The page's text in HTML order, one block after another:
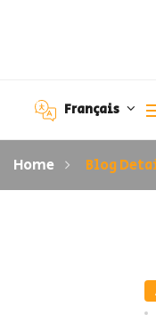
Français
Home Blog